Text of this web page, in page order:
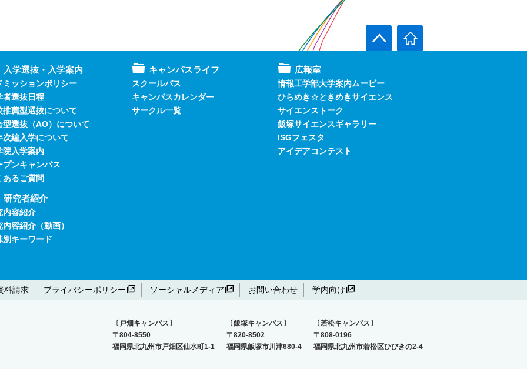
入学選抜・入学案内
ミッションポリシー
者選抜日程
推薦型選抜について
型選抜（AO）について
次編入学について
院入学案内
プンキャンパス
あるご質問
研究者紹介
内容紹介
内容紹介（動画）
別キーワード
キャンパスライフ
スクールバス
キャンパスカレンダー
サークル一覧
広報室
情報工学部大学案内ムービー
ひらめき☆ときめきサイエンス
サイエンストーク
飯塚サイエンスギャラリー
ISGフェスタ
アイデアコンテスト
料請求 プライバシーポリシー ソーシャルメディア お問い合わせ 学内向け
〔戸畑キャンパス〕
〒804-8550
福岡県北九州市戸畑区仙水町1-1
〔飯塚キャンパス〕
〒820-8502
福岡県飯塚市川津680-4
〔若松キャンパス〕
〒808-0196
福岡県北九州市若松区ひびきの2-4